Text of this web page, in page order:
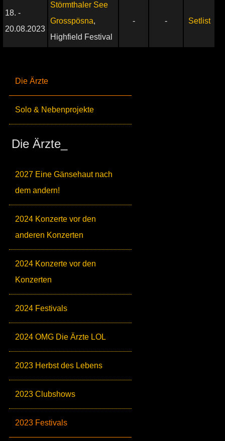
Die Ärzte
Solo & Nebenprojekte
Die Ärzte_
2027 Eine Gänsehaut nach
dem andern!
2024 Konzerte vor den
anderen Konzerten
2024 Konzerte vor den
Konzerten
2024 Festivals
2024 OMG Die Ärzte LOL
2023 Herbst des Lebens
2023 Clubshows
2023 Festivals
18. -
20.08.2023
Störmthaler See
Grosspösna,
Highfield Festival
- - Setlist